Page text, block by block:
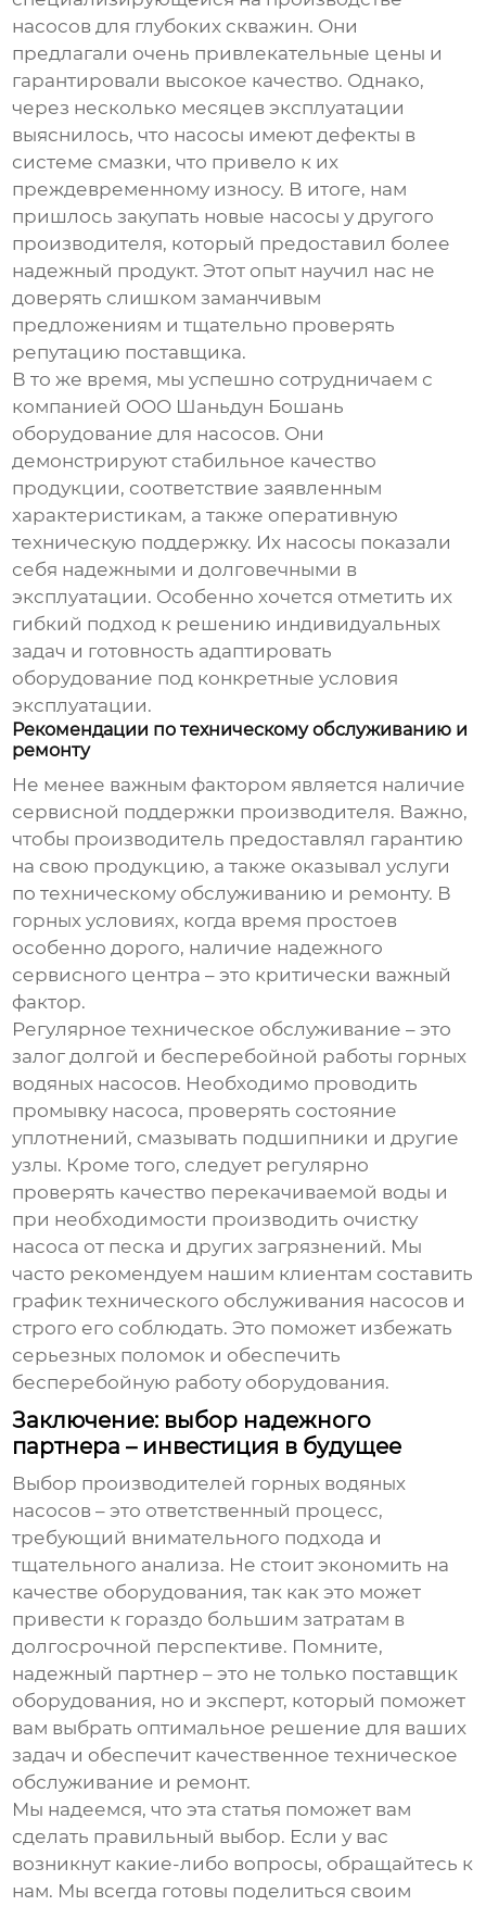
насосов для глубоких скважин. Они
предлагали очень привлекательные цены и
гарантировали высокое качество. Однако,
через несколько месяцев эксплуатации
выяснилось, что насосы имеют дефекты в
системе смазки, что привело к их
преждевременному износу. В итоге, нам
пришлось закупать новые насосы у другого
производителя, который предоставил более
надежный продукт. Этот опыт научил нас не
доверять слишком заманчивым
предложениям и тщательно проверять
репутацию поставщика.
В то же время, мы успешно сотрудничаем с
компанией OOO Шаньдун Бошань
оборудование для насосов. Они
демонстрируют стабильное качество
продукции, соответствие заявленным
характеристикам, а также оперативную
техническую поддержку. Их насосы показали
себя надежными и долговечными в
эксплуатации. Особенно хочется отметить их
гибкий подход к решению индивидуальных
задач и готовность адаптировать
оборудование под конкретные условия
эксплуатации.
Рекомендации по техническому обслуживанию и
ремонту
Не менее важным фактором является наличие
сервисной поддержки производителя. Важно,
чтобы производитель предоставлял гарантию
на свою продукцию, а также оказывал услуги
по техническому обслуживанию и ремонту. В
горных условиях, когда время простоев
особенно дорого, наличие надежного
сервисного центра – это критически важный
фактор.
Регулярное техническое обслуживание – это
залог долгой и бесперебойной работы горных
водяных насосов. Необходимо проводить
промывку насоса, проверять состояние
уплотнений, смазывать подшипники и другие
узлы. Кроме того, следует регулярно
проверять качество перекачиваемой воды и
при необходимости производить очистку
насоса от песка и других загрязнений. Мы
часто рекомендуем нашим клиентам составить
график технического обслуживания насосов и
строго его соблюдать. Это поможет избежать
серьезных поломок и обеспечить
бесперебойную работу оборудования.
Заключение: выбор надежного
партнера – инвестиция в будущее
Выбор производителей горных водяных
насосов – это ответственный процесс,
требующий внимательного подхода и
тщательного анализа. Не стоит экономить на
качестве оборудования, так как это может
привести к гораздо большим затратам в
долгосрочной перспективе. Помните,
надежный партнер – это не только поставщик
оборудования, но и эксперт, который поможет
вам выбрать оптимальное решение для ваших
задач и обеспечит качественное техническое
обслуживание и ремонт.
Мы надеемся, что эта статья поможет вам
сделать правильный выбор. Если у вас
возникнут какие-либо вопросы, обращайтесь к
нам. Мы всегда готовы поделиться своим